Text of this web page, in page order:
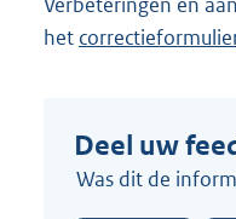
het
Deel uw
Was dit de